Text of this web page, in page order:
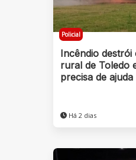
Policial
Incêndio destrói
rural de Toledo
precisa de ajuda
Há 2 dias